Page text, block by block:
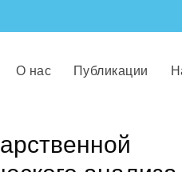
О нас Публикации